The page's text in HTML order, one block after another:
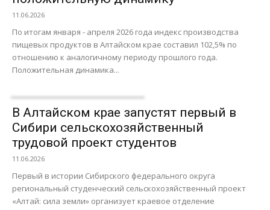
11.06.2026
По итогам января - апреля 2026 года индекс производства
пищевых продуктов в Алтайском крае составил 102,5% по
отношению к аналогичному периоду прошлого года.
Положительная динамика...
В Алтайском крае запустят первый в
Сибири сельскохозяйственный
трудовой проект студентов
11.06.2026
Первый в истории Сибирского федерального округа
региональный студенческий сельскохозяйственный проект
«Алтай: сила земли» организует краевое отделение